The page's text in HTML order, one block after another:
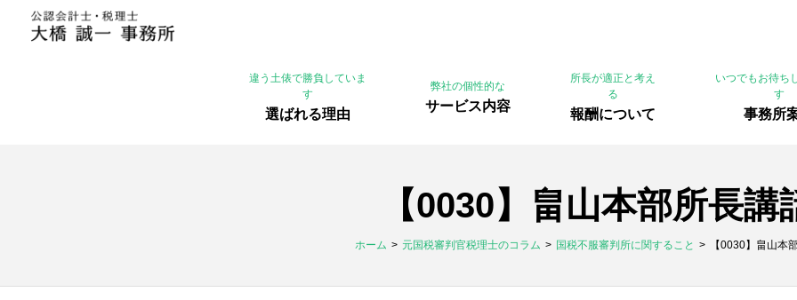
違う土俵で勝負していま
す
選ばれる理由
弊社の個性的な
サービス内容
所長が適正と考え
る
報酬について
いつでもお待ち
す
事務所
【0030】畠山本部所長講
ホーム 元国税審判官税理士のコラム 国税不服審判所に関すること 【0030】畠山本